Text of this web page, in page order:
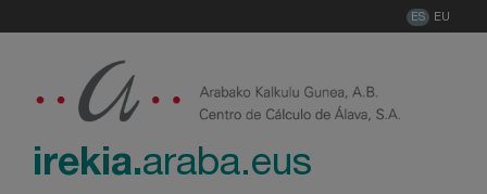
ES EU
irekia.araba.eus